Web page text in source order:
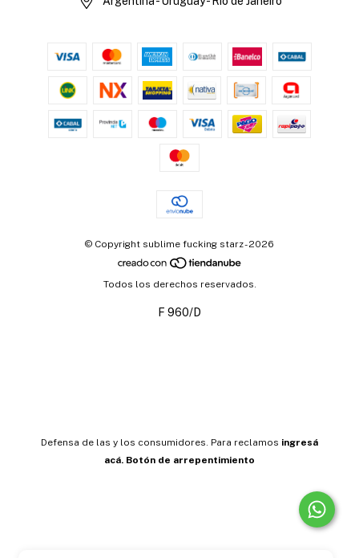
© Copyright sublime fucking starz - 2026
Todos los derechos reservados.
F 960/D
Defensa de las y los consumidores. Para reclamos ingresá
acá. Botón de arrepentimiento